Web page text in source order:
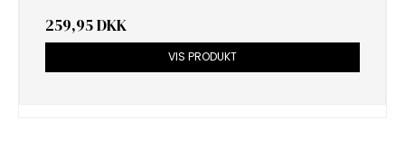
259,95 DKK
VIS PRODUKT